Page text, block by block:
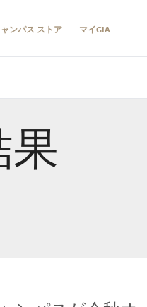
ンパス ストア マイGIA
果